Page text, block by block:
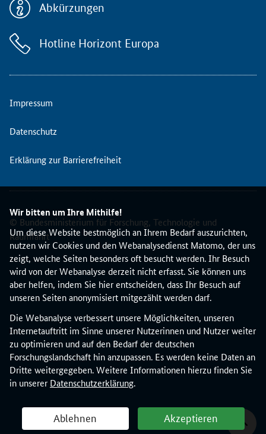
Wir bitten um Ihre Mithilfe!
Um diese Website bestmöglich an Ihrem Bedarf auszurichten,
nutzen wir Cookies und den Webanalysedienst Matomo, der uns
zeigt, welche Seiten besonders oft besucht werden. Ihr Besuch
wird von der Webanalyse derzeit nicht erfasst. Sie können uns
aber helfen, indem Sie hier entscheiden, dass Ihr Besuch auf
unseren Seiten anonymisiert mitgezählt werden darf.
Die Webanalyse verbessert unsere Möglichkeiten, unseren
Internetauftritt im Sinne unserer Nutzerinnen und Nutzer weiter
zu optimieren und auf den Bedarf der deutschen
Forschungslandschaft hin anzupassen. Es werden keine Daten an
Dritte weitergegeben. Weitere Informationen hierzu finden Sie
in unserer Datenschutzerklärung.
Ablehnen Akzeptieren
Abkürzungen
Hotline Horizont Europa
Impressum
Datenschutz
Erklärung zur Barrierefreiheit
© Bundesministerium für Forschung, Technologie und
Raumfahrt